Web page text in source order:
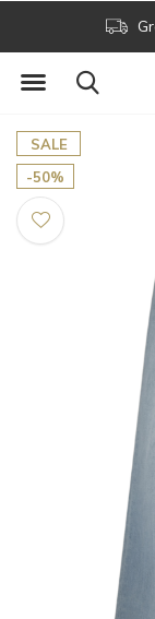
SALE
-50%